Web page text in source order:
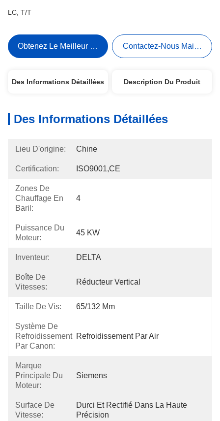
LC, T/T
Obtenez Le Meilleur Prix Contactez-Nous Maintenant
Des Informations Détaillées Description Du Produit
Des Informations Détaillées
Lieu D'origine: Chine
Certification: ISO9001,CE
Zones De
Chauffage En
Baril:
4
Puissance Du
Moteur:
45 KW
Inventeur: DELTA
Boîte De
Vitesses:
Réducteur Vertical
Taille De Vis: 65/132 Mm
Système De
Refroidissement
Par Canon:
Refroidissement Par Air
Marque
Principale Du
Moteur:
Siemens
Surface De
Vitesse:
Durci Et Rectifié Dans La Haute
Précision